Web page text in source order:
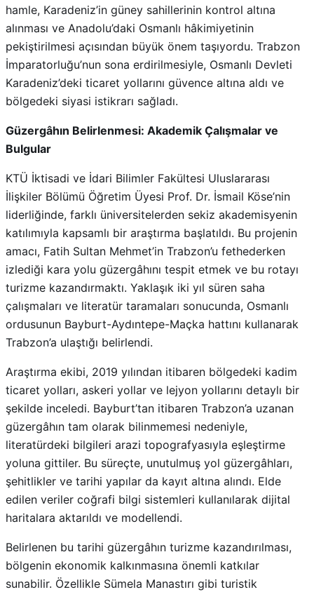
hamle, Karadeniz’in güney sahillerinin kontrol altına
alınması ve Anadolu’daki Osmanlı hâkimiyetinin
pekiştirilmesi açısından büyük önem taşıyordu. Trabzon
İmparatorluğu’nun sona erdirilmesiyle, Osmanlı Devleti
Karadeniz’deki ticaret yollarını güvence altına aldı ve
bölgedeki siyasi istikrarı sağladı.
Güzergâhın Belirlenmesi: Akademik Çalışmalar ve
Bulgular
KTÜ İktisadi ve İdari Bilimler Fakültesi Uluslararası
İlişkiler Bölümü Öğretim Üyesi Prof. Dr. İsmail Köse’nin
liderliğinde, farklı üniversitelerden sekiz akademisyenin
katılımıyla kapsamlı bir araştırma başlatıldı. Bu projenin
amacı, Fatih Sultan Mehmet’in Trabzon’u fethederken
izlediği kara yolu güzergâhını tespit etmek ve bu rotayı
turizme kazandırmaktı. Yaklaşık iki yıl süren saha
çalışmaları ve literatür taramaları sonucunda, Osmanlı
ordusunun Bayburt-Aydıntepe-Maçka hattını kullanarak
Trabzon’a ulaştığı belirlendi.
Araştırma ekibi, 2019 yılından itibaren bölgedeki kadim
ticaret yolları, askeri yollar ve lejyon yollarını detaylı bir
şekilde inceledi. Bayburt’tan itibaren Trabzon’a uzanan
güzergâhın tam olarak bilinmemesi nedeniyle,
literatürdeki bilgileri arazi topografyasıyla eşleştirme
yoluna gittiler. Bu süreçte, unutulmuş yol güzergâhları,
şehitlikler ve tarihi yapılar da kayıt altına alındı. Elde
edilen veriler coğrafi bilgi sistemleri kullanılarak dijital
haritalara aktarıldı ve modellendi.
Belirlenen bu tarihi güzergâhın turizme kazandırılması,
bölgenin ekonomik kalkınmasına önemli katkılar
sunabilir. Özellikle Sümela Manastırı gibi turistik